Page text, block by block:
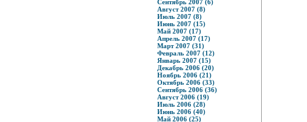
Сентябрь 2007 (6)
Август 2007 (8)
Июль 2007 (8)
Июнь 2007 (15)
Май 2007 (17)
Апрель 2007 (17)
Март 2007 (31)
Февраль 2007 (12)
Январь 2007 (15)
Декабрь 2006 (20)
Ноябрь 2006 (21)
Октябрь 2006 (33)
Сентябрь 2006 (36)
Август 2006 (19)
Июль 2006 (28)
Июнь 2006 (40)
Май 2006 (25)